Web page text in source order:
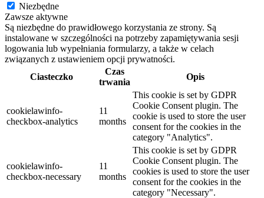
Niezbędne
Zawsze aktywne
Są niezbędne do prawidłowego korzystania ze strony. Są
instalowane w szczególności na potrzeby zapamiętywania sesji
logowania lub wypełniania formularzy, a także w celach
związanych z ustawieniem opcji prywatności.
Ciasteczko
Czas
trwania
Opis
cookielawinfo-
checkbox-analytics
11
months
This cookie is set by GDPR
Cookie Consent plugin. The
cookie is used to store the user
consent for the cookies in the
category "Analytics".
cookielawinfo-
checkbox-necessary
11
months
This cookie is set by GDPR
Cookie Consent plugin. The
cookies is used to store the user
consent for the cookies in the
category "Necessary".